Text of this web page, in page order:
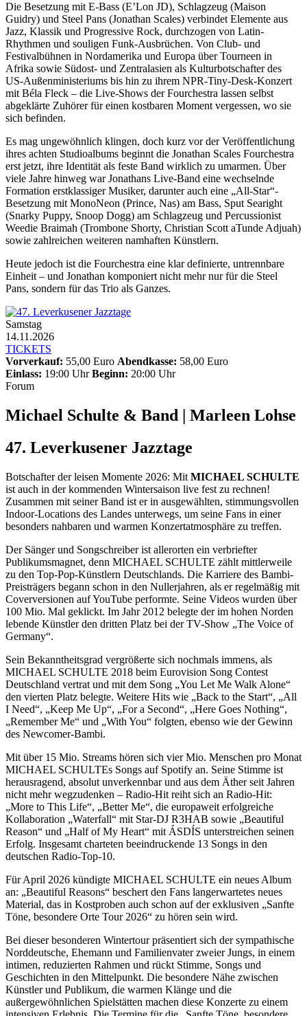
Die Besetzung mit E-Bass (E’Lon JD), Schlagzeug (Maison
Guidry) und Steel Pans (Jonathan Scales) verbindet Elemente aus
Jazz, Klassik und Progressive Rock, durchzogen von Latin-
Rhythmen und souligen Funk-Ausbrüchen. Von Club- und
Festivalbühnen in Nordamerika und Europa über Tourneen in
Afrika sowie Südost- und Zentralasien als Kulturbotschafter des
US-Außenministeriums bis hin zu ihrem NPR-Tiny-Desk-Konzert
mit Béla Fleck – die Live-Shows der Fourchestra lassen selbst
abgeklärte Zuhörer für einen kostbaren Moment vergessen, wo sie
sich befinden.
Es mag ungewöhnlich klingen, doch kurz vor der Veröffentlichung
ihres achten Studioalbums beginnt die Jonathan Scales Fourchestra
erst jetzt, ihre Identität als feste Band wirklich zu umarmen. Über
viele Jahre hinweg war Jonathans Live-Band eine wechselnde
Formation erstklassiger Musiker, darunter auch eine „All-Star“-
Besetzung mit MonoNeon (Prince, Nas) am Bass, Sput Searight
(Snarky Puppy, Snoop Dogg) am Schlagzeug und Percussionist
Weedie Braimah (Trombone Shorty, Christian Scott aTunde Adjuah)
sowie zahlreichen weiteren namhaften Künstlern.
Heute jedoch ist die Fourchestra eine klar definierte, untrennbare
Einheit – und Jonathan komponiert nicht mehr nur für die Steel
Pans, sondern für das Trio als Ganzes.
Samstag
14.11.2026
TICKETS
Vorverkauf: 55,00 Euro Abendkasse: 58,00 Euro
Einlass: 19:00 UhrBeginn: 20:00 Uhr
Forum
Michael Schulte & Band | Marleen Lohse
47. Leverkusener Jazztage
Botschafter der leisen Momente 2026: Mit MICHAEL SCHULTE
ist auch in der kommenden Wintersaison live fest zu rechnen!
Zusammen mit seiner Band ist er in ausgewählten, stimmungsvollen
Indoor-Locations des Landes unterwegs, um seine Fans in einer
besonders nahbaren und warmen Konzertatmosphäre zu treffen.
Der Sänger und Songschreiber ist allerorten ein verbriefter
Publikumsmagnet, denn MICHAEL SCHULTE zählt mittlerweile
zu den Top-Pop-Künstlern Deutschlands. Die Karriere des Bambi-
Preisträgers begann schon in den Nullerjahren, als er regelmäßig mit
Coverversionen auf YouTube performte. Seine Videos wurden über
100 Mio. Mal geklickt. Im Jahr 2012 belegte der im hohen Norden
lebende Künstler den dritten Platz bei der TV-Show „The Voice of
Germany“.
Sein Bekanntheitsgrad vergrößerte sich nochmals immens, als
MICHAEL SCHULTE 2018 beim Eurovision Song Contest
Deutschland vertrat und mit dem Song „You Let Me Walk Alone“
den vierten Platz belegte. Weitere Hits wie „Back to the Start“, „All
I Need“, „Keep Me Up“, „For a Second“, „Here Goes Nothing“,
„Remember Me“ und „With You“ folgten, ebenso wie der Gewinn
des Newcomer-Bambi.
Mit über 15 Mio. Streams hören sich vier Mio. Menschen pro Monat
MICHAEL SCHULTEs Songs auf Spotify an. Seine Stimme ist
herausragend, absolut unverkennbar und aus dem Äther seit Jahren
nicht mehr wegzudenken – Radio-Hit reiht sich an Radio-Hit:
„More to This Life“, „Better Me“, die europaweit erfolgreiche
Kollaboration „Waterfall“ mit Star-DJ R3HAB sowie „Beautiful
Reason“ und „Half of My Heart“ mit ÁSDÍS unterstreichen seinen
Erfolg. Insgesamt charteten beeindruckende 13 Songs in den
deutschen Radio-Top-10.
Für April 2026 kündigte MICHAEL SCHULTE ein neues Album
an: „Beautiful Reasons“ beschert den Fans langerwartetes neues
Material, das in Kostproben auch schon auf der exklusiven „Sanfte
Töne, besondere Orte Tour 2026“ zu hören sein wird.
Bei dieser besonderen Wintertour präsentiert sich der sympathische
Norddeutsche, Ehemann und Familienvater zweier Jungs, in einem
intimen, reduzierten Rahmen und rückt Stimme, Songs und
Geschichten in den Mittelpunkt. Die besondere Nähe zwischen
Künstler und Publikum, die warmen Klänge und die
außergewöhnlichen Spielstätten machen diese Konzerte zu einem